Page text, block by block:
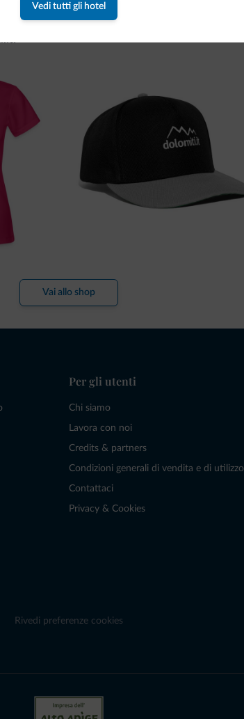
Vedi tutti gli hotel
Vai allo shop
Per gli utenti
Chi siamo
Lavora con noi
Credits & partners
Condizioni generali di vendita e di utilizzo
Contattaci
Privacy & Cookies
Rivedi preferenze cookies